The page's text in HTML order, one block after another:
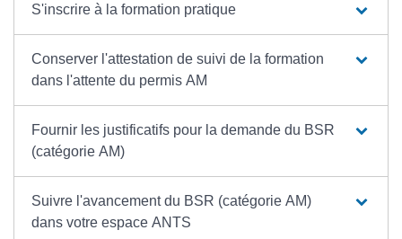
S'inscrire à la formation pratique
Conserver l'attestation de suivi de la formation
dans l'attente du permis AM
Fournir les justificatifs pour la demande du BSR
(catégorie AM)
Suivre l'avancement du BSR (catégorie AM)
dans votre espace ANTS